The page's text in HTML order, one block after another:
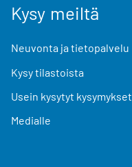
Kysy meiltä
Neuvonta ja tietopalvelu
Kysy tilastoista
Usein kysytyt kysymykset
Medialle